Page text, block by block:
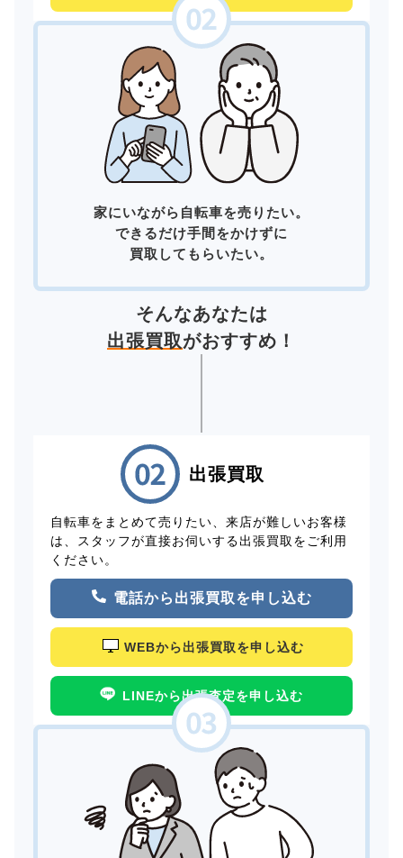
家にいながら自転車を売りたい。
できるだけ手間をかけずに
買取してもらいたい。
そんなあなたは
出張買取がおすすめ！
出張買取
自転車をまとめて売りたい、来店が難しいお客様
は、スタッフが直接お伺いする出張買取をご利用
ください。
電話から出張買取を申し込む
WEBから出張買取を申し込む
LINEから出張査定を申し込む